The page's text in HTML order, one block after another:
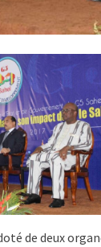
de deux